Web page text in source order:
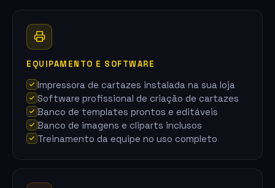
EQUIPAMENTO E SOFTWARE
Impressora de cartazes instalada na sua loja
Software profissional de criação de cartazes
Banco de templates prontos e editáveis
Banco de imagens e cliparts inclusos
Treinamento da equipe no uso completo